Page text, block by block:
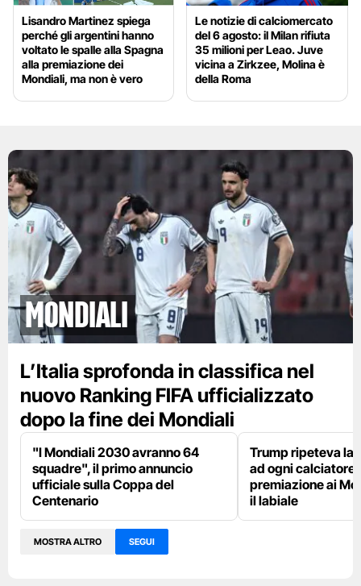
Lisandro Martinez spiega
perché gli argentini hanno
voltato le spalle alla Spagna
alla premiazione dei
Mondiali, ma non è vero
Le notizie di calciomercato
del 6 agosto: il Milan rifiuta
35 milioni per Leao. Juve
vicina a Zirkzee, Molina è
della Roma
Mondiali
L’Italia sprofonda in classifica nel
nuovo Ranking FIFA ufficializzato
dopo la fine dei Mondiali
"I Mondiali 2030 avranno 64
squadre", il primo annuncio
ufficiale sulla Coppa del
Centenario
Trump ripeteva la
ad ogni calciatore
premiazione ai
il labiale
MOSTRA ALTRO SEGUI